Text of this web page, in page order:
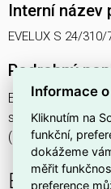
Interní název
EVELUX S 24/310/
Podrobný
EVELUX S 24/
svítidlo pouliční s
(Narrow Road
EVELUX
Informace
Kliknutím na
funkční,
dokážeme
měřit
preference